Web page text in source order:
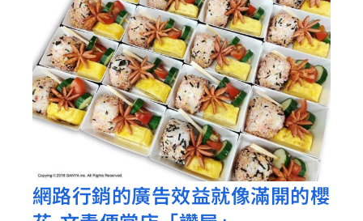
SEO
關
鍵
字
延
網路行銷的廣告效益就像滿開的櫻
網